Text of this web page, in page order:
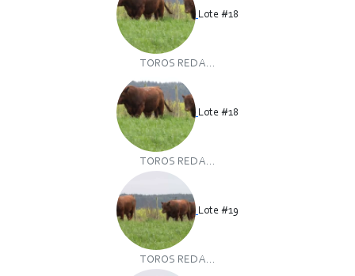
Lote #18
TOROS RED A...
Lote #18
TOROS RED A...
Lote #19
TOROS RED A...